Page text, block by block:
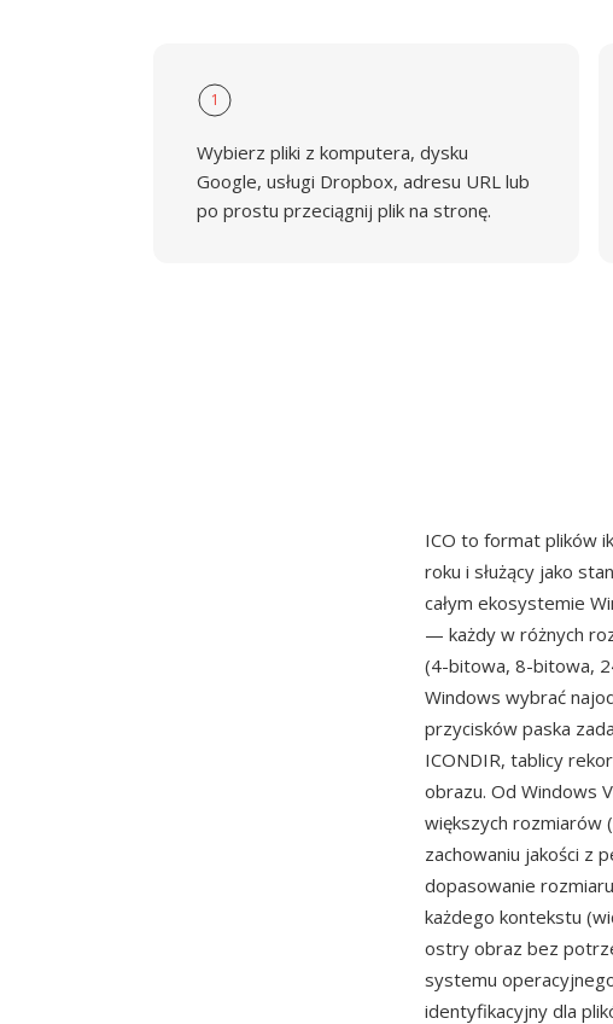
1
Wybierz pliki z komputera, dysku
Google, usługi Dropbox, adresu URL lub
po prostu przeciągnij plik na stronę.
ICO to format plików
roku i służący jako
całym ekosystemie
— każdy w różnych
(4-bitowa, 8-bitowa,
Windows wybrać
przycisków paska
ICONDIR, tablicy
obrazu. Od Windows
większych rozmiarów
zachowaniu jakości z
dopasowanie
każdego kontekstu
ostry obraz bez
systemu
identyfikacyjny dla